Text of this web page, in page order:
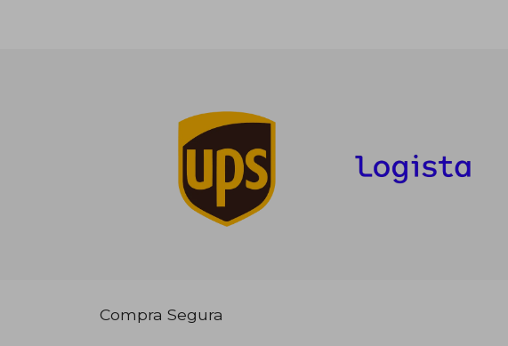
Compra Segura